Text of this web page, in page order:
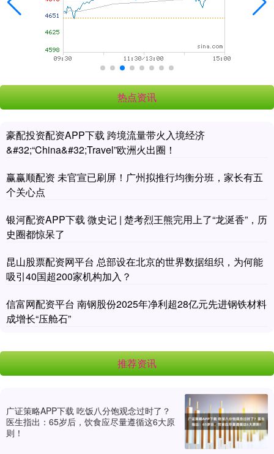
热点资讯
豪配投资配资APP下载 跨境流量带火入境经济
&#32;“China&#32;Travel”欧洲火出圈！
赢赢顺配资 未官宣已刷屏！广州拟推行均衡分班，家长有五
个关心点
银河配资APP下载 微史记 | 楚考烈王熊完用上了“龙涎香”，历
史圈都惊呆了
昆山股票配资网平台 总部设在北京的世界数据组织，为何能
吸引40国超200家机构加入？
信富网配资平台 南钢股份2025年净利超28亿元先进钢铁材料
成增长“压舱石”
推荐资讯
广证策略APP下载 吃饭八分饱观念过时了？
医生指出：65岁后，饮食应尽量遵循这6大原
则！